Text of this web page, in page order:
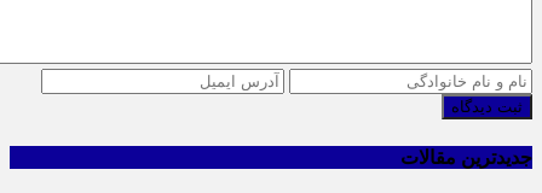
ثبت دیدگاه
جدیدترین مقالات